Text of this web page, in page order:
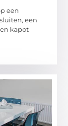
een
een
kapot